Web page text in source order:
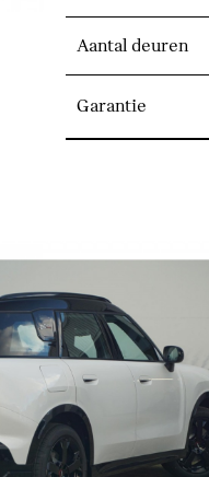
Aantal deuren
Garantie